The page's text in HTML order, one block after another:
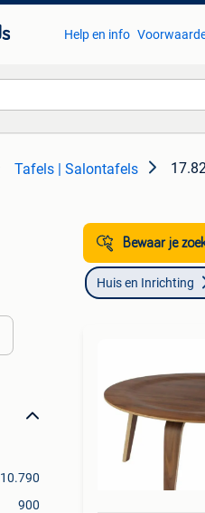
Help en info
Tafels | Salontafels
10.790
900
Bewaar je
Huis en Inrichting